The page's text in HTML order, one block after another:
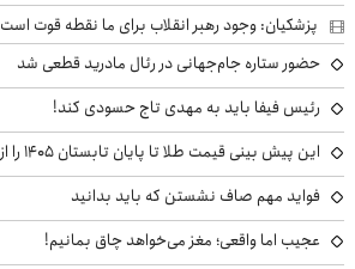
پزشکیان: وجود رهبر انقلاب برای ما نقطه قوت است
حضور ستاره جام‌جهانی در رئال مادرید قطعی شد
رئیس فیفا باید به مهدی تاج حسودی کند!
این پیش بینی قیمت طلا تا پایان تابستان ۱۴۰۵ را از دست ندهید
فواید مهم صاف نشستن که باید بدانید
عجیب اما واقعی؛ مغز می‌خواهد چاق بمانیم!